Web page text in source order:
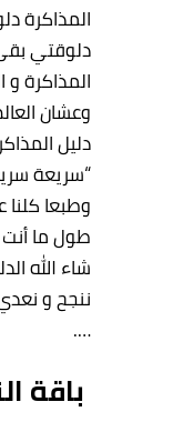
المذاكرة
دلوقتي
المذاكرة
وعشان
دليل
“سريعة
وطبعا
طول ما
شاء الله
ننجح و
….
باقة